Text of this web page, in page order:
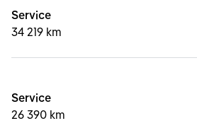
Service
34 219 km
Service
26 390 km